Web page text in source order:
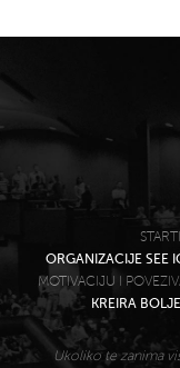
ORGANIZACIJE SEE
MOTIVACIJU I
KREIRA
Ukoliko te zanima